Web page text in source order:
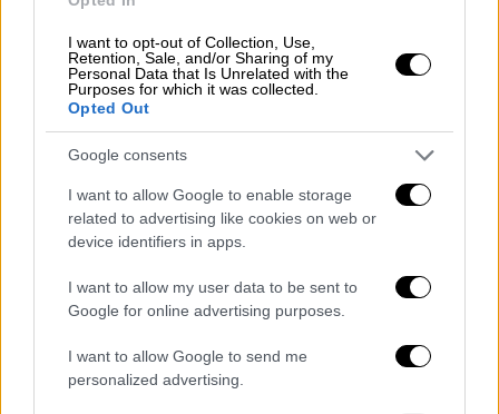
I want to opt-out of Collection, Use,
Retention, Sale, and/or Sharing of my
Personal Data that Is Unrelated with the
Purposes for which it was collected.
Opted Out
Google consents
I want to allow Google to enable storage
related to advertising like cookies on web or
device identifiers in apps.
I want to allow my user data to be sent to
Google for online advertising purposes.
I want to allow Google to send me
personalized advertising.
γάμος των 5,8 εκατ. ευρώ με την πρώην
του Αμπράμοβιτς
Ο γάμος πραγματοποιήθηκε σε μια λαμπερή
τελετή στο χιονισμένο Σεν Μόριτζ της
Ελβετίας, το βράδυ της Παρασκευής